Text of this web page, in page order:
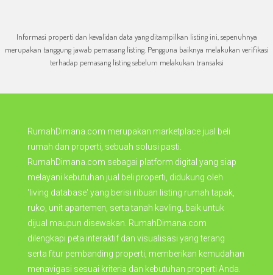
Informasi properti dan kevalidan data yang ditampilkan listing ini, sepenuhnya
merupakan tanggung jawab pemasang listing. Pengguna baiknya melakukan verifikasi
terhadap pemasang listing sebelum melakukan transaksi
RumahDimana.com merupakan marketplace jual beli
rumah dan properti, sebuah solusi pasti.
RumahDimana.com sebagai platform digital yang siap
melayani kebutuhan jual beli properti, didukung oleh
'living database' yang berisi ribuan listing rumah tapak,
ruko, unit apartemen, serta tanah kavling, baik untuk
dijual maupun disewakan. RumahDimana.com
dilengkapi peta interaktif dan visualisasi yang terang
serta fitur pembanding properti, memberikan kemudahan
menavigasi sesuai kriteria dan kebutuhan properti Anda.